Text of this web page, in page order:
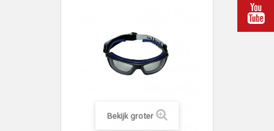
Bekijk groter